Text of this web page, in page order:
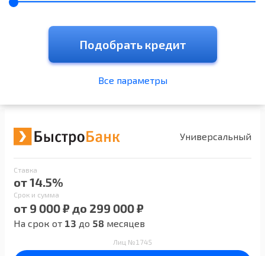
Подобрать кредит
Все параметры
Универсальный
Ставка
от 14.5%
Срок и сумма
от 9 000 ₽ до 299 000 ₽
На срок от 13 до 58 месяцев
Лиц №1745